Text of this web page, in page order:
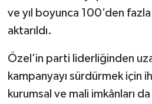
ve yıl boyunca 100’den
aktarıldı.
Özel’in parti liderliğinden
kampanyayı sürdürmek için
kurumsal ve mali imkânları